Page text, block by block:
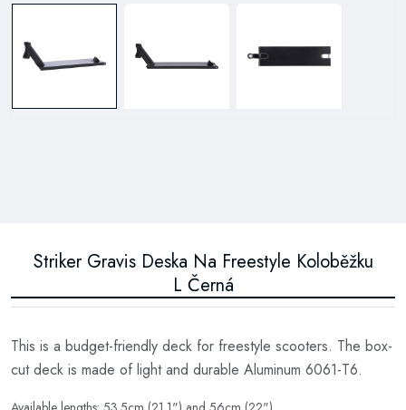
Striker Gravis Deska Na Freestyle Koloběžku
L Černá
This is a budget-friendly deck for freestyle scooters. The box-
cut deck is made of light and durable Aluminum 6061-T6.